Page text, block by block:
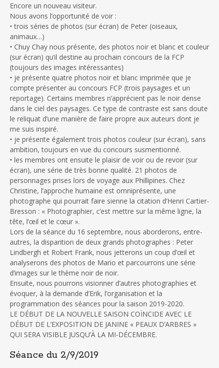
Encore un nouveau visiteur.
Nous avons l’opportunité de voir :
• trois séries de photos (sur écran) de Peter (oiseaux,
animaux…)
• Chuy Chay nous présente, des photos noir et blanc et couleur
(sur écran) qu’il destine au prochain concours de la FCP
(toujours des images intéressantes)
• je présente quatre photos noir et blanc imprimée que je
compte présenter au concours FCP (trois paysages et un
reportage). Certains membres n’apprécient pas le noir dense
dans le ciel des paysages. Ce type de contraste est sans doute
le reliquat d’une manière de faire propre aux auteurs dont je
me suis inspiré.
• je présente également trois photos couleur (sur écran), sans
ambition, toujours en vue du concours susmentionné.
• les membres ont ensuite le plaisir de voir ou de revoir (sur
écran), une série de très bonne qualité. 21 photos de
personnages prises lors de voyage aux Phillipines. Chez
Christine, l’approche humaine est omniprésente, une
photographe qui pourrait faire sienne la citation d’Henri Cartier-
Bresson : « Photographier, c’est mettre sur la même ligne, la
tête, l’œil et le cœur ».
Lors de la séance du 16 septembre, nous aborderons, entre-
autres, la disparition de deux grands photographes : Peter
Lindbergh et Robert Frank, nous jetterons un coup d’œil et
analyserons des photos de Mario et parcourrons une série
d’images sur le thème noir de noir.
Ensuite, nous pourrons visionner d’autres photographies et
évoquer, à la demande d’Erik, l’organisation et la
programmation des séances pour la saison 2019-2020.
LE DÉBUT DE LA NOUVELLE SAISON COÏNCIDE AVEC LE
DÉBUT DE L’EXPOSITION DE JANINE « PEAUX D’ARBRES »
QUI SERA VISIBLE JUSQU’À LA MI-DÉCEMBRE.
Séance du 2/9/2019